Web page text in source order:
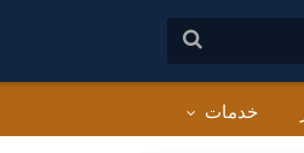
خدمات